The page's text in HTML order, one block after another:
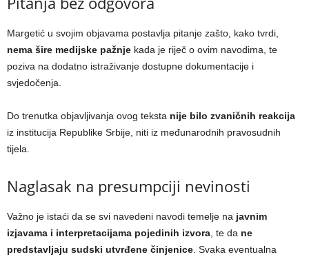
Margetić u svojim objavama postavlja pitanje zašto, kako tvrdi,
nema šire medijske pažnje kada je riječ o ovim navodima, te
poziva na dodatno istraživanje dostupne dokumentacije i
svjedočenja.
Do trenutka objavljivanja ovog teksta nije bilo zvaničnih reakcija
iz institucija Republike Srbije, niti iz međunarodnih pravosudnih
tijela.
Naglasak na presumpciji nevinosti
Važno je istaći da se svi navedeni navodi temelje na javnim
izjavama i interpretacijama pojedinih izvora , te da ne
predstavljaju sudski utvrđene činjenice . Svaka eventualna